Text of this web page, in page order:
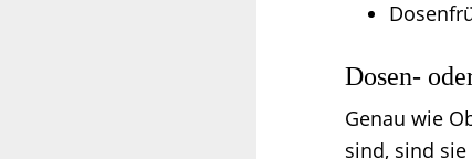
Dosen-
Genau wie
sind, sind